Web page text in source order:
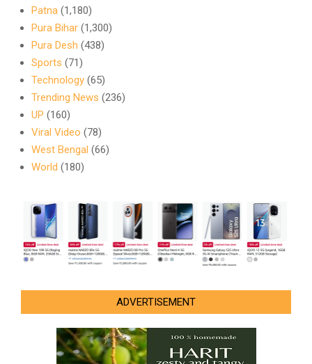
Patna (1,180)
Pura Bihar (1,300)
Pura Desh (438)
Sports (71)
Technology (65)
Trending News (236)
UP (160)
Viral Video (78)
West Bengal (66)
World (180)
ADVERTISEMENT